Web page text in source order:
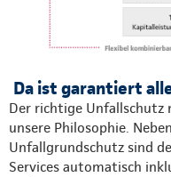
Da ist garantiert
Der richtige Unfallschutz
unsere Philosophie.
Unfallgrundschutz sind
Services automatisch